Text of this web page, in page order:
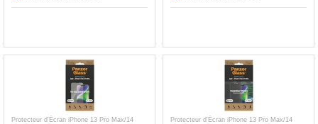
Protecteur d'Écran iPhone 13 Pro Max/14
Protecteur d'Écran iPhone 13 Pro Max/14